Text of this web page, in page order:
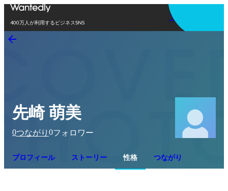
400万人が利用するビジネスSNS
アプリを使う
先崎 萌美
0つながり 0フォロワー
プロフィール ストーリー 性格 つながり